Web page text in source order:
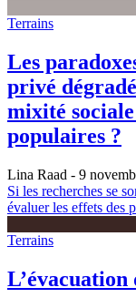
Terrains
Les
privé
mixité
populaires ?
Lina Raad - 9
Si les recherches se
évaluer les effets des
Terrains